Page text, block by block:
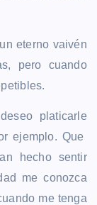
eterno vaivén
pero cuando
platicarle
ejemplo. Que
hecho sentir
me conozca
me tenga